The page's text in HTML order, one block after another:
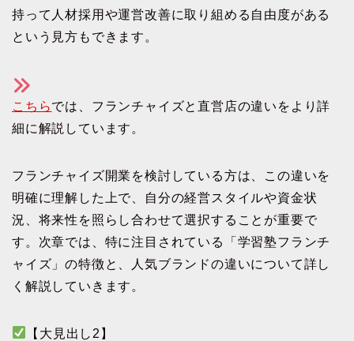
持って人材採用や運営改善に取り組める自由度がある
という見方もできます。
こちらでは、フランチャイズと直営店の違いをより詳
細に解説しています。
フランチャイズ開業を検討している方は、この違いを
明確に理解した上で、自分の経営スタイルや資金状
況、将来性を照らし合わせて選択することが重要で
す。次章では、特に注目されている「学習塾フランチ
ャイズ」の特徴と、人気ブランドの違いについて詳し
く解説していきます。
【大見出し2】